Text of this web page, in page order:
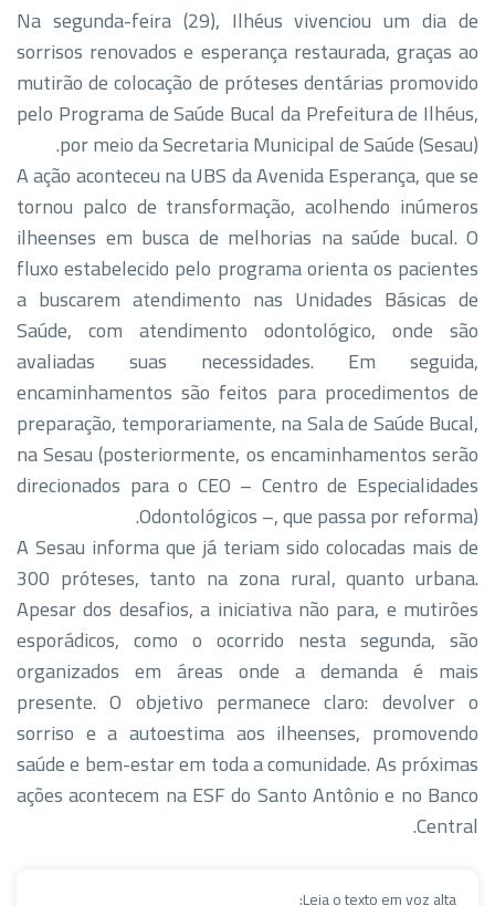
Na segunda-feira (29), Ilhéus vivenciou um dia de
sorrisos renovados e esperança restaurada, graças ao
mutirão de colocação de próteses dentárias promovido
pelo Programa de Saúde Bucal da Prefeitura de Ilhéus,
por meio da Secretaria Municipal de Saúde (Sesau).
A ação aconteceu na UBS da Avenida Esperança, que se
tornou palco de transformação, acolhendo inúmeros
ilheenses em busca de melhorias na saúde bucal. O
fluxo estabelecido pelo programa orienta os pacientes
a buscarem atendimento nas Unidades Básicas de
Saúde, com atendimento odontológico, onde são
avaliadas suas necessidades. Em seguida,
encaminhamentos são feitos para procedimentos de
preparação, temporariamente, na Sala de Saúde Bucal,
na Sesau (posteriormente, os encaminhamentos serão
direcionados para o CEO – Centro de Especialidades
Odontológicos –, que passa por reforma).
A Sesau informa que já teriam sido colocadas mais de
300 próteses, tanto na zona rural, quanto urbana.
Apesar dos desafios, a iniciativa não para, e mutirões
esporádicos, como o ocorrido nesta segunda, são
organizados em áreas onde a demanda é mais
presente. O objetivo permanece claro: devolver o
sorriso e a autoestima aos ilheenses, promovendo
saúde e bem-estar em toda a comunidade. As próximas
ações acontecem na ESF do Santo Antônio e no Banco
Central.
Leia o texto em voz alta: